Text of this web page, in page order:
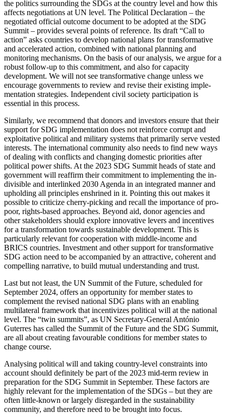
the politics sur­rounding the SDGs at the country level and how this
affects negotiations at UN level. The Political Dec­la­ration – the
negotiated official outcome docu­ment to be adopted at the SDG
Summit – provides several points of reference. Its draft “Call to
action” asks countries to develop national plans for transformative
and accelerated action, combined with national plan­ning and
monitoring mechanisms. On the basis of our analysis, we argue for a
robust follow-up to this com­mitment, and also for capacity
development. We will not see transformative change unless we
encourage governments to review and revise their existing im­ple­
mentation strategies. Independent civil society par­ticipation is
essential in this process.
Similarly, we recommend that donors and investors ensure that their
support for SDG implementation does not reinforce corrupt and
exploitative politi­cal and military systems that primarily serve vested
interests. The international community also needs to find new ways
of dealing with conflicts and changing domestic prior­ities after
political power shifts. At the 2023 SDG Sum­mit heads of state and
government will reaffirm their commitment to implementing the in­
divisible and interlinked 2030 Agenda in an integrated man­ner and
upholding all principles enshrined in it. Pointing this out makes it
possible to criticize cherry-picking and recall the importance of pro-
poor, rights-based approaches. Beyond aid, donor agencies and
other stakeholders should explore innovative levers and incentives
for a transformation towards sustain­able development. This is
particularly relevant for cooperation with middle-income and
BRICS countries. Investment and other support for transformative
SDG action need to be accompanied by an attractive, co­herent and
compelling narrative, to build mutual understanding and trust.
Last but not least, the UN Summit of the Future, scheduled for
September 2024, offers an opportunity for member states to
complement the revised national SDG plans with an enabling
multilateral framework that incentivizes political will at the national
level. The “twin summits”, as UN Secretary-General António
Guterres has called the Summit of the Future and the SDG Summit,
are all about creating favourable con­ditions for member states to
change course.
Analysing political will and taking country-level constraints into
account should definitely be part of the 2023 mid-term review in
preparation for the SDG Summit in September. These factors are
highly rele­vant for the implementation of the SDGs – but they are
often little-known or largely disregarded in the sustainability
community, and therefore need to be brought into focus.